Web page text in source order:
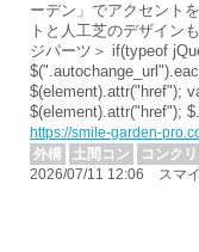
ーデン」でアクセント
トと人工芝のデザイン
ジパーツ＞ if(typeof
$(element).attr("href");
$(element).attr("href");
https://smile-garden-
外構
土間コン コンク
2026/07/11 12:06 スマイ